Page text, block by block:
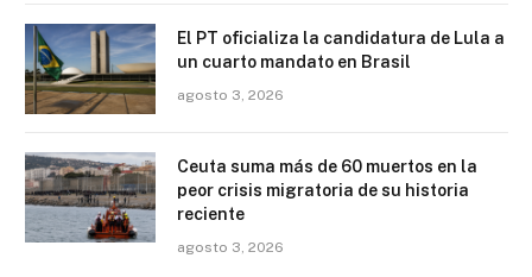
El PT oficializa la candidatura de Lula a
un cuarto mandato en Brasil
agosto 3, 2026
Ceuta suma más de 60 muertos en la
peor crisis migratoria de su historia
reciente
agosto 3, 2026